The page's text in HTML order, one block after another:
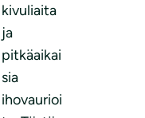
kivuliaita
ja
pitkäaikai
sia
ihovaurioi